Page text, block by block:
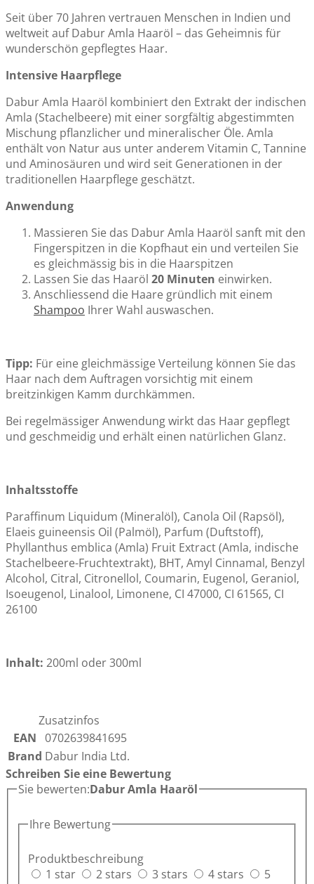
Seit über 70 Jahren vertrauen Menschen in Indien und
weltweit auf Dabur Amla Haaröl – das Geheimnis für
wunderschön gepflegtes Haar.
Intensive Haarpflege
Dabur Amla Haaröl kombiniert den Extrakt der indischen
Amla (Stachelbeere) mit einer sorgfältig abgestimmten
Mischung pflanzlicher und mineralischer Öle. Amla
enthält von Natur aus unter anderem Vitamin C, Tannine
und Aminosäuren und wird seit Generationen in der
traditionellen Haarpflege geschätzt.
Anwendung
Massieren Sie das Dabur Amla Haaröl sanft mit den
Fingerspitzen in die Kopfhaut ein und verteilen Sie
es gleichmässig bis in die Haarspitzen
Lassen Sie das Haaröl 20 Minuten einwirken.
Anschliessend die Haare gründlich mit einem
Shampoo Ihrer Wahl auswaschen.
Tipp: Für eine gleichmässige Verteilung können Sie das
Haar nach dem Auftragen vorsichtig mit einem
breitzinkigen Kamm durchkämmen.
Bei regelmässiger Anwendung wirkt das Haar gepflegt
und geschmeidig und erhält einen natürlichen Glanz.
Inhaltsstoffe
Paraffinum Liquidum (Mineralöl), Canola Oil (Rapsöl),
Elaeis guineensis Oil (Palmöl), Parfum (Duftstoff),
Phyllanthus emblica (Amla) Fruit Extract (Amla, indische
Stachelbeere-Fruchtextrakt), BHT, Amyl Cinnamal, Benzyl
Alcohol, Citral, Citronellol, Coumarin, Eugenol, Geraniol,
Isoeugenol, Linalool, Limonene, CI 47000, CI 61565, CI
26100
Inhalt: 200ml oder 300ml
Zusatzinfos
EAN 0702639841695
Brand Dabur India Ltd.
Schreiben Sie eine Bewertung
Sie bewerten:Dabur Amla Haaröl
Ihre Bewertung
Produktbeschreibung
1 star
2 stars 3 stars 4 stars
5